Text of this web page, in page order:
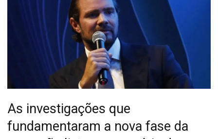
As investigações que
fundamentaram a nova fase da